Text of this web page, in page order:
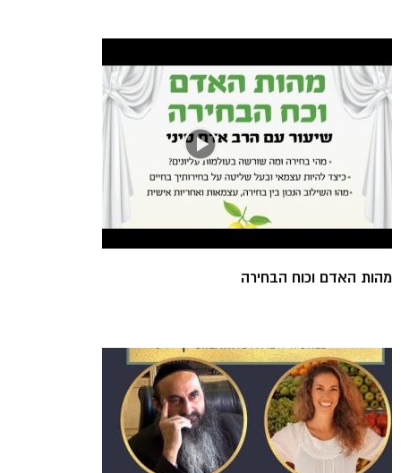
מהות האדם וכוח הבחירה